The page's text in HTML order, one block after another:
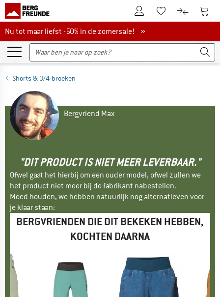
De klantenaccount
Naar deNaar de
Nu tot maar liefst -50% in de zomersale!
Nu tot maar liefst -50% in de zomersale! »
Shorts & 3/4-broeken
Bergvriend Max
"DIT PRODUCT IS NIET MEER LEVERBAAR."
Ofwel gaat het hierbij om een ouder model, ofwel zullen we
het product niet meer bij de fabrikant nabestellen.
Moed houden, we hebben natuurlijk nog alternatieven voor
je klaar staan:
BERGVRIENDEN DIE DIT BEKEKEN HEBBEN,
KOCHTEN DAARNA